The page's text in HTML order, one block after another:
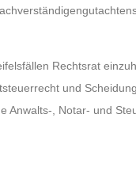
Rechtsrat
und
Anwalts-, Notar- und